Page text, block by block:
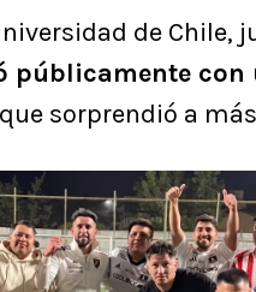
de Chile,
públicamente
sorprendió a